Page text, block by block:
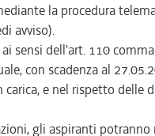
la procedura
avviso).
sensi dell'art. 110
con scadenza al
e nel rispetto delle
gli aspiranti potranno